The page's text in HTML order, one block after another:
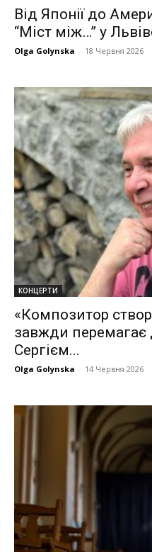
Від Японії до
“Міст між…” у
Olga Golynska - 18 Червня 2026
КОНЦЕРТИ
«Композитор
завжди перемагає
Сергієм...
Olga Golynska - 14 Червня 2026